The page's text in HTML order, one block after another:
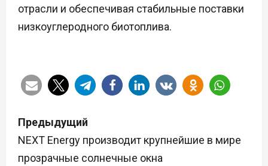
отрасли и обеспечивая стабильные поставки
низкоуглеродного биотоплива.
Н
а
Предыдущий
NEXT Energy производит крупнейшие в мире
прозрачные солнечные окна